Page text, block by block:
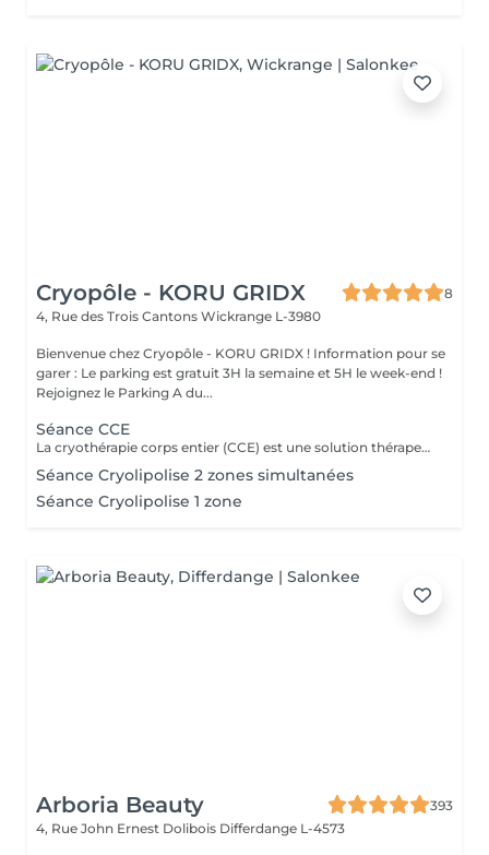
Cryopôle - KORU GRIDX
8
4, Rue des Trois Cantons Wickrange L-3980
Bienvenue chez Cryopôle - KORU GRIDX ! Information pour se
garer : Le parking est gratuit 3H la semaine et 5H le week-end !
Rejoignez le Parking A du...
Séance CCE
La cryothérapie corps entier (CCE) est une solution thérapeutique non médicamenteuse par le froid. Elle utilise l'action du froid en produisant un effet antalgique et anti-inflammatoire sur tout le corps dans de nombreux domaines : médical, sportif, bien-être et esthétique.
Séance Cryolipolise 2 zones simultanées
Séance Cryolipolise 1 zone
Arboria Beauty
393
4, Rue John Ernest Dolibois Differdange L-4573